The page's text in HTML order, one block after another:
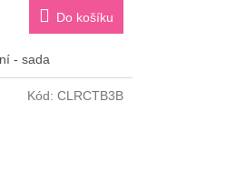
Do košíku
- sada
Kód: CLRCTB3B